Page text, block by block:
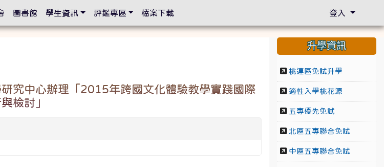
究中心辦理「2015年跨國文化體驗教學實踐國際
檢討」
升學資訊
桃連區免試升學
適性入學桃花源
五專優先免試
北區五專聯合免試
中區五專聯合免試
圖書館 學生資訊 評鑑專區 檔案下載 登入